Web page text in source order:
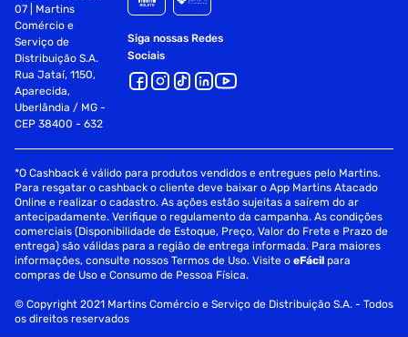
07 | Martins
Comércio e
Serviço de
Distribuição S.A.
Rua Jataí, 1150,
Aparecida,
Uberlândia / MG -
CEP 38400 - 632
Siga nossas Redes
Sociais
*O Cashback é válido para produtos vendidos e entregues pelo Martins.
Para resgatar o cashback o cliente deve baixar o App Martins Atacado
Online e realizar o cadastro. As ações estão sujeitas a saírem do ar
antecipadamente. Verifique o regulamento da campanha. As condições
comerciais (Disponibilidade de Estoque, Preço, Valor do Frete e Prazo de
entrega) são válidas para a região de entrega informada. Para maiores
informações, consulte nossos Termos de Uso. Visite oeFácil para
compras de Uso e Consumo de Pessoa Física.
© Copyright 2021 Martins Comércio e Serviço de Distribuição S.A. - Todos
os direitos reservados